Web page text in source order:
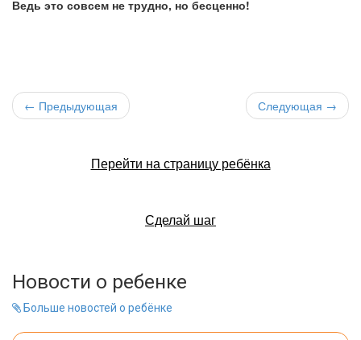
Ведь это совсем не трудно, но бесценно!
← Предыдующая Следующая →
Перейти на страницу ребёнка
Сделай шаг
Новости о ребенке
Больше новостей о ребёнке